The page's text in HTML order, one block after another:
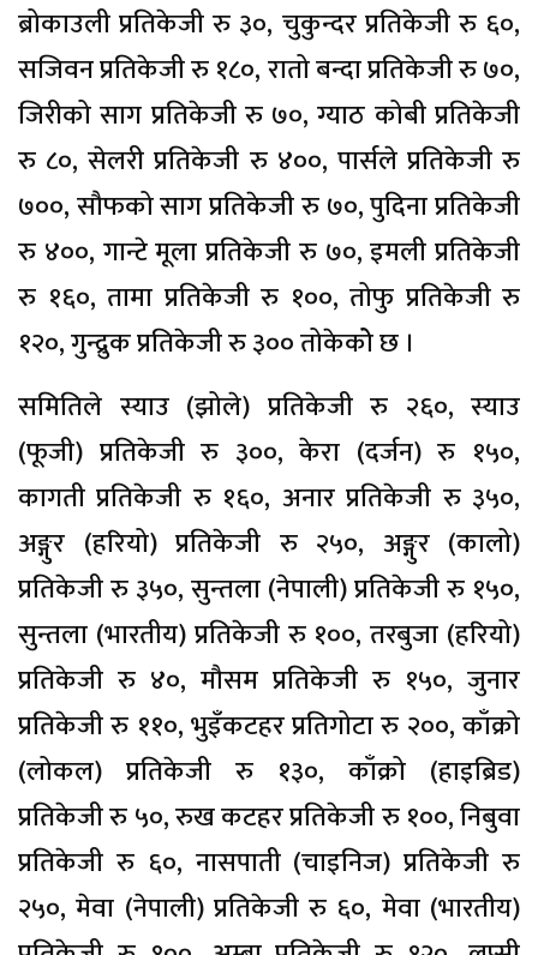
ब्रोकाउली प्रतिकेजी रु ३०, चुकुन्दर प्रतिकेजी रु ६०,
सजिवन प्रतिकेजी रु १८०, रातो बन्दा प्रतिकेजी रु ७०,
जिरीको साग प्रतिकेजी रु ७०, ग्याठ कोबी प्रतिकेजी
रु ८०, सेलरी प्रतिकेजी रु ४००, पार्सले प्रतिकेजी रु
७००, सौफको साग प्रतिकेजी रु ७०, पुदिना प्रतिकेजी
रु ४००, गान्टे मूला प्रतिकेजी रु ७०, इमली प्रतिकेजी
रु १६०, तामा प्रतिकेजी रु १००, तोफु प्रतिकेजी रु
१२०, गुन्द्रुक प्रतिकेजी रु ३०० तोकेकोे छ ।
समितिले स्याउ (झोले) प्रतिकेजी रु २६०, स्याउ
(फूजी) प्रतिकेजी रु ३००, केरा (दर्जन) रु १५०,
कागती प्रतिकेजी रु १६०, अनार प्रतिकेजी रु ३५०,
अङ्गुर (हरियो) प्रतिकेजी रु २५०, अङ्गुर (कालो)
प्रतिकेजी रु ३५०, सुन्तला (नेपाली) प्रतिकेजी रु १५०,
सुन्तला (भारतीय) प्रतिकेजी रु १००, तरबुजा (हरियो)
प्रतिकेजी रु ४०, मौसम प्रतिकेजी रु १५०, जुनार
प्रतिकेजी रु ११०, भुइँकटहर प्रतिगोटा रु २००, काँक्रो
(लोकल) प्रतिकेजी रु १३०, काँक्रो (हाइब्रिड)
प्रतिकेजी रु ५०, रुख कटहर प्रतिकेजी रु १००, निबुवा
प्रतिकेजी रु ६०, नासपाती (चाइनिज) प्रतिकेजी रु
२५०, मेवा (नेपाली) प्रतिकेजी रु ६०, मेवा (भारतीय)